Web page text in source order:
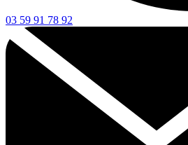
03 59 91 78 92